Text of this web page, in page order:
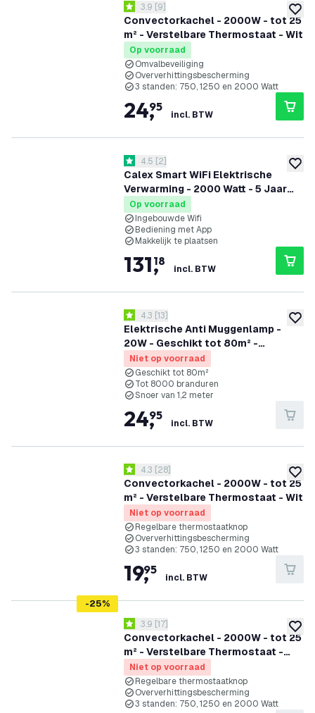
Convectorkachel - 2000W - tot 25
m² - Verstelbare Thermostaat - Wit
reviews drawer openen
3.9 score sterren
3.9 [9]
Op voorraad
Omvalbeveiliging
Oververhittingsbescherming
3 standen: 750, 1250 en 2000 Watt
24,
95
incl. BTW
Calex Smart WiFi Elektrische
Verwarming - 2000 Watt - 5 Jaar
Garantie
reviews drawer openen
4.5 score sterren
4.5 [2]
Op voorraad
Ingebouwde Wifi
Bediening met App
Makkelijk te plaatsen
131,
18
incl. BTW
Elektrische Anti Muggenlamp -
20W - Geschikt tot 80m² -
Muggenvanger - Vliegenlamp -
Insectenlamp
reviews drawer openen
4.3 score sterren
4.3 [13]
Niet op voorraad
Geschikt tot 80m²
Tot 8000 branduren
Snoer van 1,2 meter
24,
95
incl. BTW
Convectorkachel - 2000W - tot 25
m² - Verstelbare Thermostaat - Wit
reviews drawer openen
4.3 score sterren
4.3 [28]
Niet op voorraad
Regelbare thermostaatknop
Oververhittingsbescherming
3 standen: 750, 1250 en 2000 Watt
19,
95
incl. BTW
-25%
Convectorkachel - 2000W - tot 25
m² - Verstelbare Thermostaat -
Zwart
reviews drawer openen
3.9 score sterren
3.9 [17]
Niet op voorraad
Regelbare thermostaatknop
Oververhittingsbescherming
3 standen: 750, 1250 en 2000 Watt